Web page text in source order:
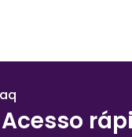
Acesso